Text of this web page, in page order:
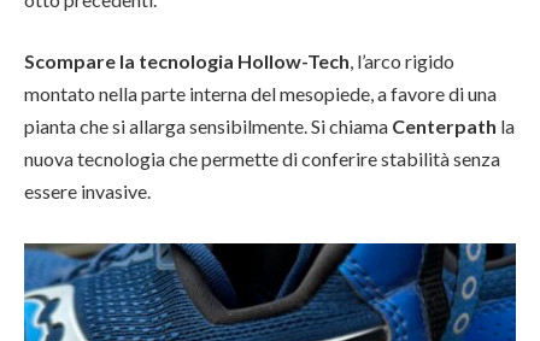
Scompare la tecnologia Hollow-Tech, l’arco rigido
montato nella parte interna del mesopiede, a favore di una
pianta che si allarga sensibilmente. Si chiama Centerpath la
nuova tecnologia che permette di conferire stabilità senza
essere invasive.